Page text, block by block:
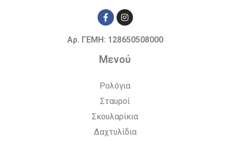
Αρ. ΓΕΜΗ: 128650508000
Μενού
Ρολόγια
Σταυροί
Σκουλαρίκια
Δαχτυλίδια